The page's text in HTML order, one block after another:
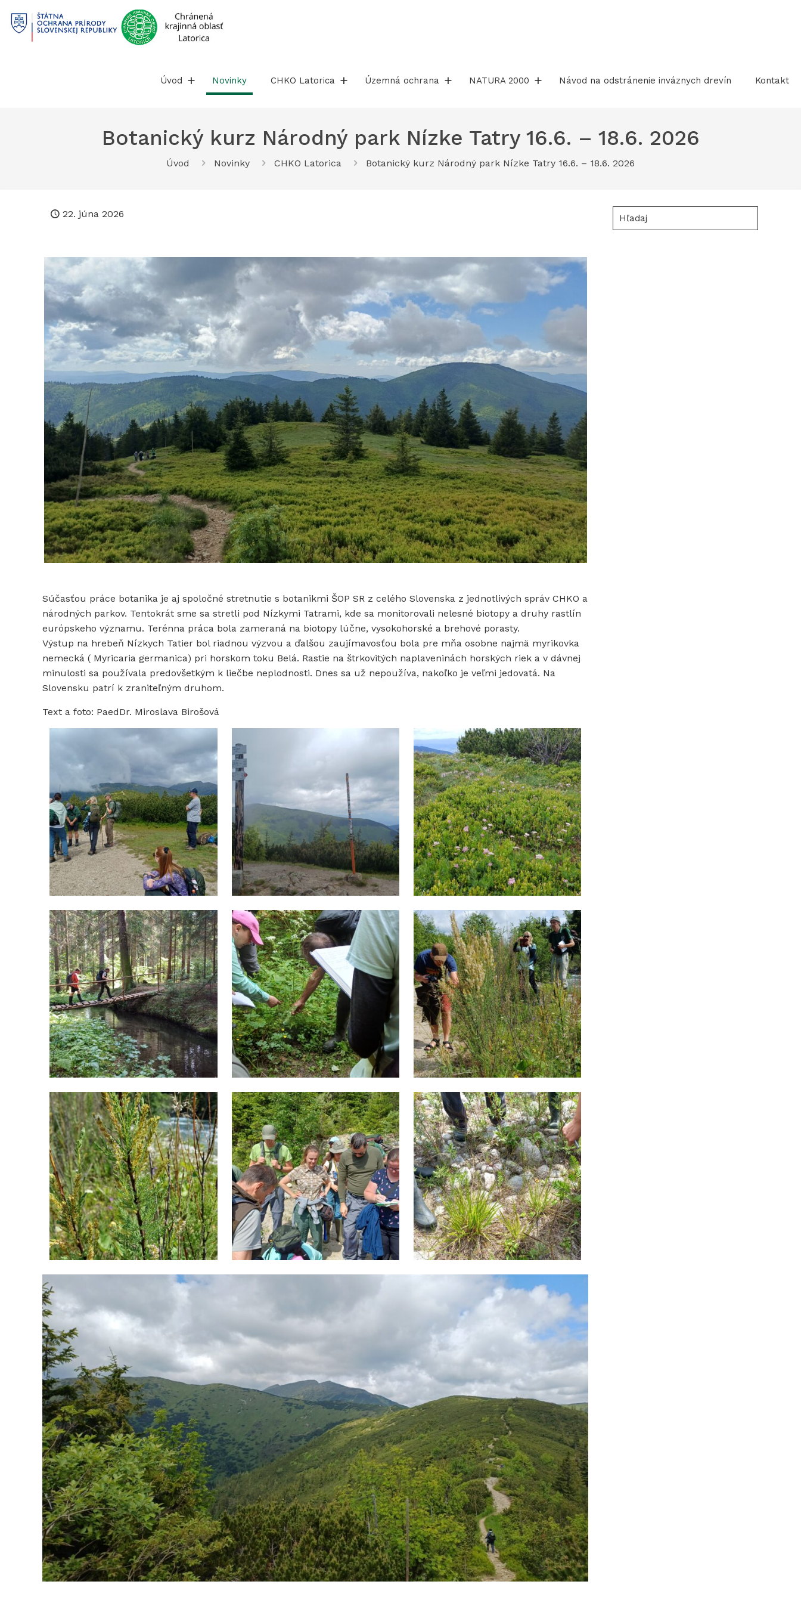
obsah
Úvod Novinky CHKO Latorica Územná ochrana NATURA 2000 Návod na odstránenie inváznych drevín Kontakt
Botanický kurz Národný park Nízke Tatry 16.6. – 18.6. 2026
Úvod Novinky CHKO Latorica Botanický kurz Národný park Nízke Tatry 16.6. – 18.6. 2026
22. júna 2026
Súčasťou práce botanika je aj spoločné stretnutie s botanikmi ŠOP SR z celého Slovenska z jednotlivých správ CHKO a
národných parkov. Tentokrát sme sa stretli pod Nízkymi Tatrami, kde sa monitorovali nelesné biotopy a druhy rastlín
európskeho významu. Terénna práca bola zameraná na biotopy lúčne, vysokohorské a brehové porasty.
Výstup na hrebeň Nízkych Tatier bol riadnou výzvou a ďalšou zaujímavosťou bola pre mňa osobne najmä myrikovka
nemecká ( Myricaria germanica) pri horskom toku Belá. Rastie na štrkovitých naplaveninách horských riek a v dávnej
minulosti sa používala predovšetkým k liečbe neplodnosti. Dnes sa už nepoužíva, nakoľko je veľmi jedovatá. Na
Slovensku patrí k zraniteľným druhom.
Text a foto: PaedDr. Miroslava Birošová
Hľadaj